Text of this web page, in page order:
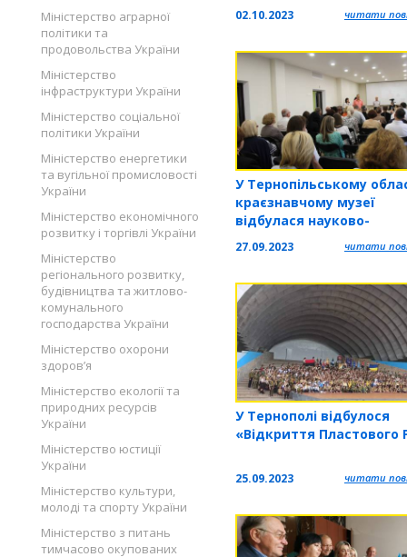
Міністерство аграрної
політики та
продовольства України
Міністерство
інфраструктури України
Міністерство соціальної
політики України
Міністерство енергетики
та вугільної промисловості
України
Міністерство економічного
розвитку і торгівлі України
Міністерство
регіонального розвитку,
будівництва та житлово-
комунального
господарства України
Міністерство охорони
здоров’я
Міністерство екології та
природних ресурсів
України
Міністерство юстиції
України
Міністерство культури,
молоді та спорту України
Міністерство з питань
тимчасово окупованих
02.10.2023 читати
У Тернопільському
краєзнавчому музеї
відбулася науково-
краєзнавча конференція
27.09.2023 читати
У Тернополі відбулося
«Відкриття Пластового
25.09.2023 читати